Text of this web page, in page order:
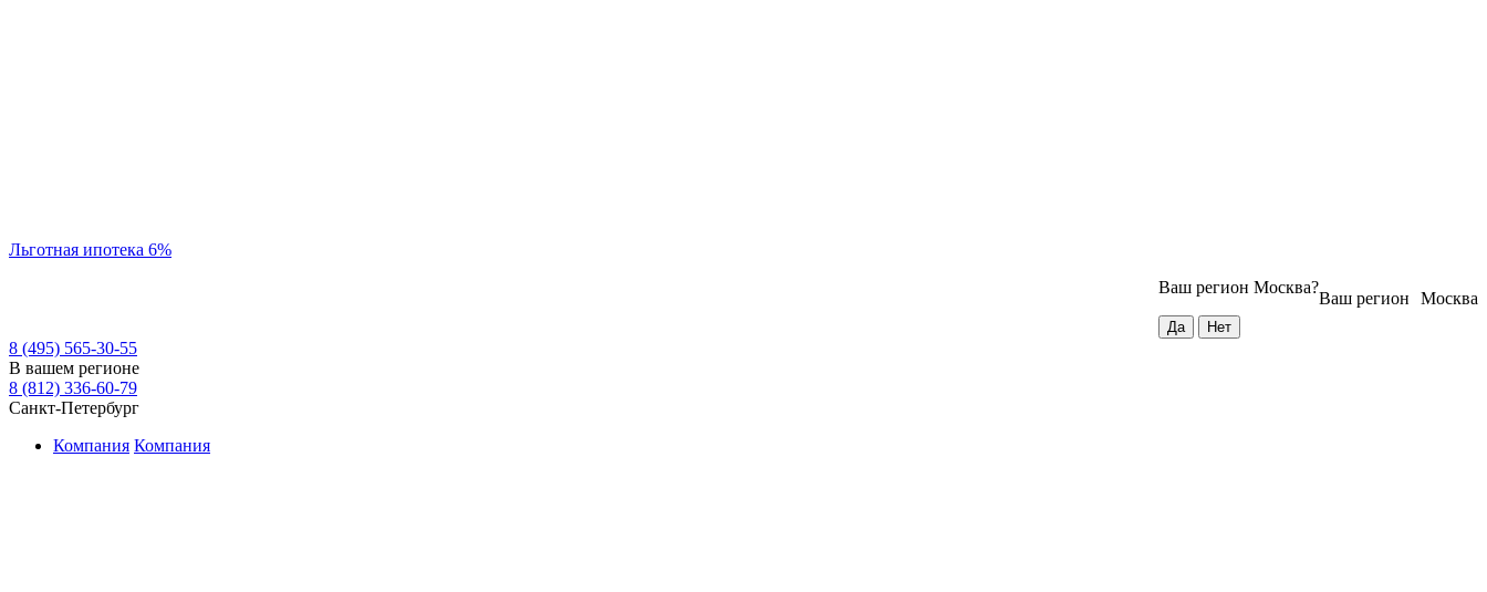
Льготная ипотека 6%
Москва
Ваш регион
Ваш регион Москва?
8 (495) 565-30-55
В вашем регионе
8 (812) 336-60-79
Санкт-Петербург
Компания Компания